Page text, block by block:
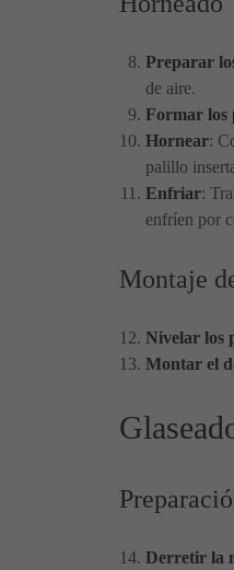
Preparar
de aire.
Formar los
Hornear:
palillo
Enfriar:
enfríen por
Montaje
Nivelar los
Montar el
Derretir la